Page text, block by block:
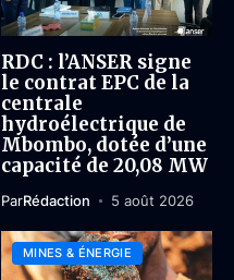
RDC : l’ANSER signe
le contrat EPC de la
centrale
hydroélectrique de
Mbombo, dotée d’une
capacité de 20,08 MW
ParRédaction 5 août 2026
MINES & ÉNERGIE